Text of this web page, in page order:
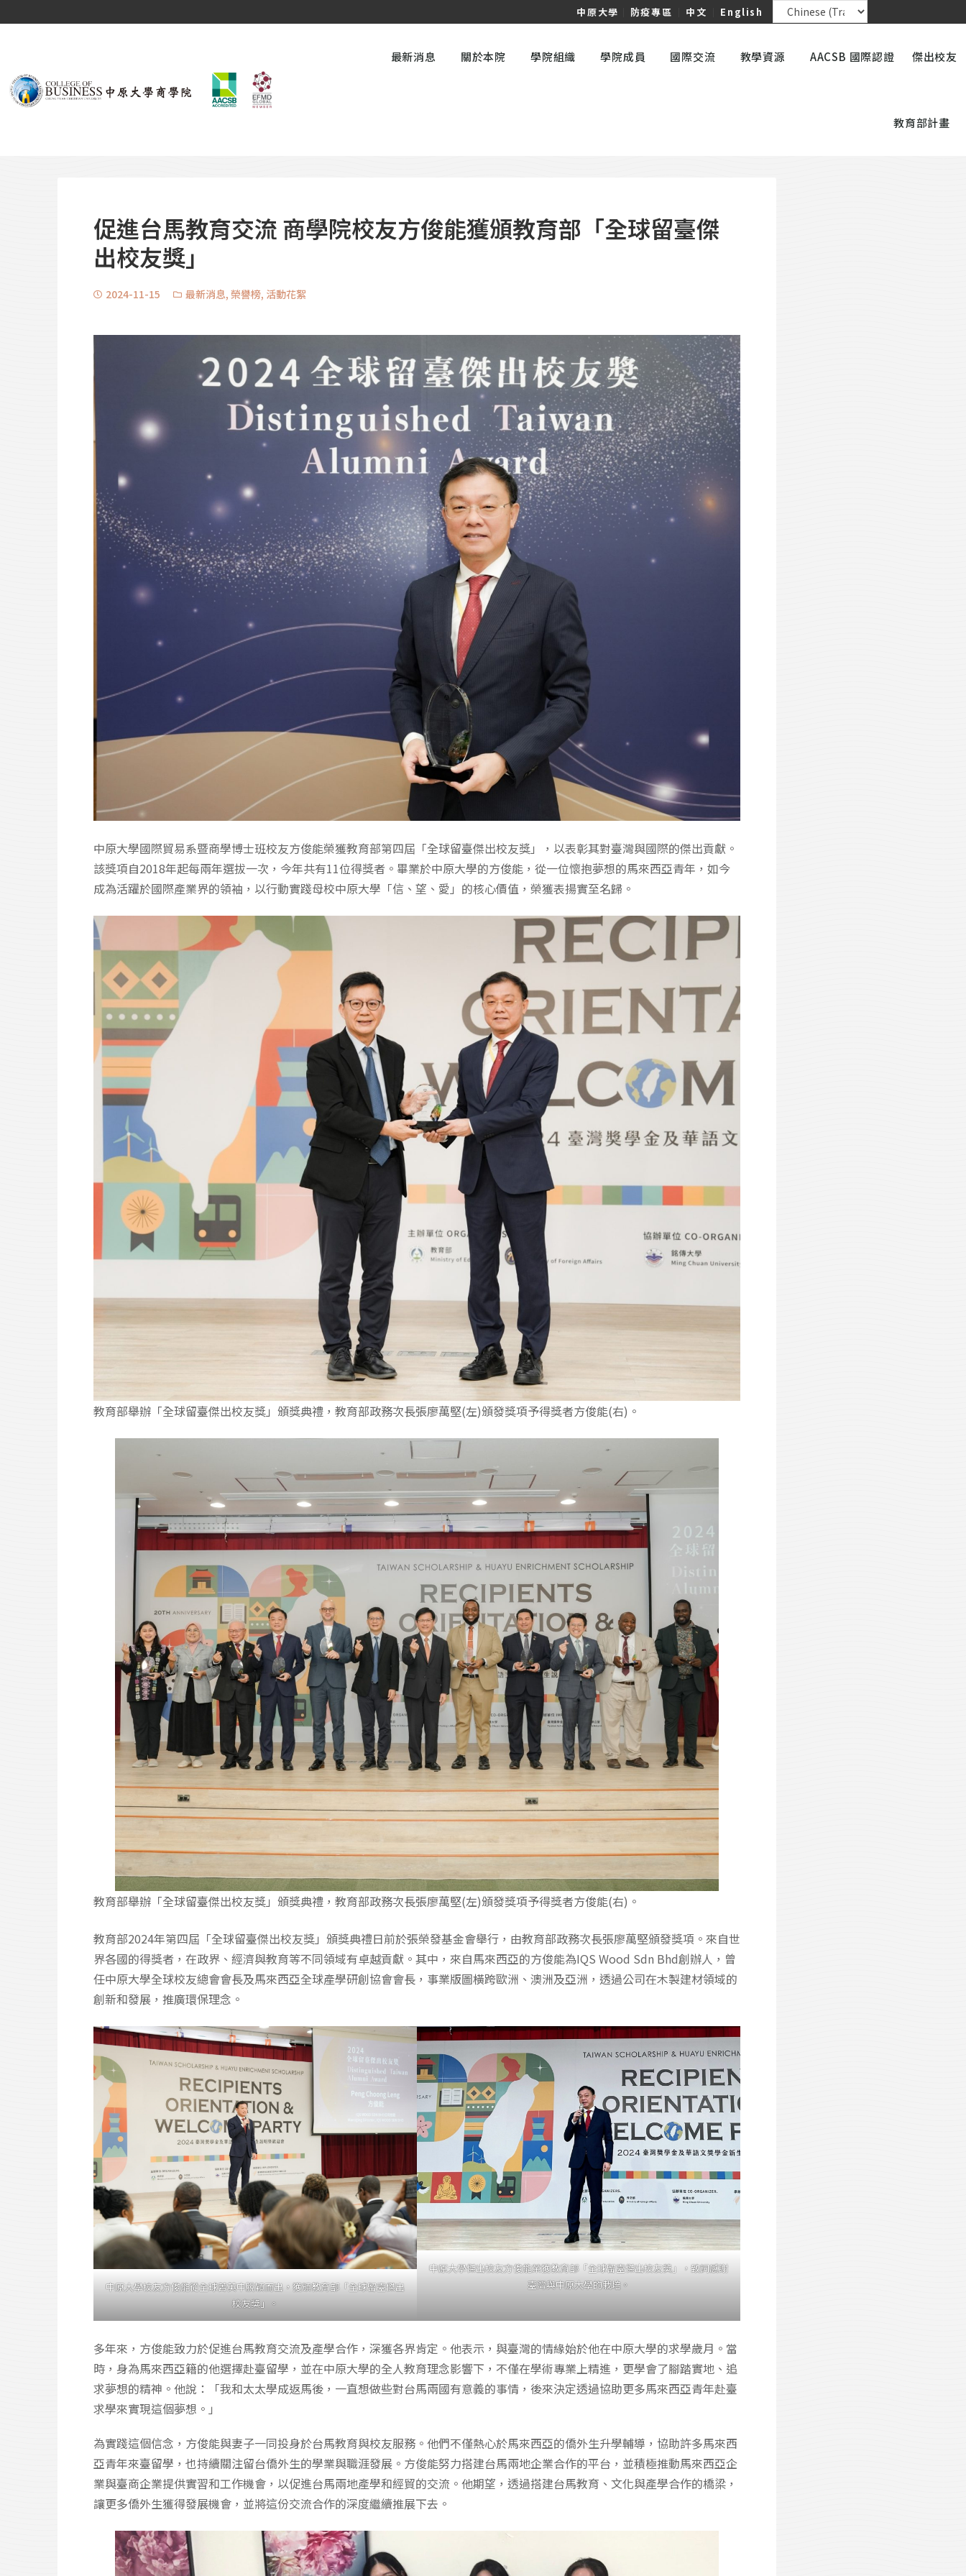
中原大學 防疫專區 中文 English
最新消息 關於本院 學院組織 學院成員 國際交流 教學資源 AACSB 國際認證 傑出校友
教育部計畫
促進台馬教育交流 商學院校友方俊能獲頒教育部「全球留臺傑
出校友獎」
2024-11-15 最新消息, 榮譽榜, 活動花絮
中原大學國際貿易系暨商學博士班校友方俊能榮獲教育部第四屆「全球留臺傑出校友獎」，以表彰其對臺灣與國際的傑出貢獻。
該獎項自2018年起每兩年選拔一次，今年共有11位得獎者。畢業於中原大學的方俊能，從一位懷抱夢想的馬來西亞青年，如今
成為活躍於國際產業界的領袖，以行動實踐母校中原大學「信、望、愛」的核心價值，榮獲表揚實至名歸。
教育部舉辦「全球留臺傑出校友獎」頒獎典禮，教育部政務次長張廖萬堅(左)頒發獎項予得獎者方俊能(右)。
教育部舉辦「全球留臺傑出校友獎」頒獎典禮，教育部政務次長張廖萬堅(左)頒發獎項予得獎者方俊能(右)。
教育部2024年第四屆「全球留臺傑出校友獎」頒獎典禮日前於張榮發基金會舉行，由教育部政務次長張廖萬堅頒發獎項。來自世
界各國的得獎者，在政界、經濟與教育等不同領域有卓越貢獻。其中，來自馬來西亞的方俊能為IQS Wood Sdn Bhd創辦人，曾
任中原大學全球校友總會會長及馬來西亞全球產學研創協會會長，事業版圖橫跨歐洲、澳洲及亞洲，透過公司在木製建材領域的
創新和發展，推廣環保理念。
中原大學校友方俊能從全球菁英中脫穎而出，獲頒教育部「全球留臺傑出
校友獎」。
中原大學傑出校友方俊能榮獲教育部「全球留臺傑出校友獎」，致詞感謝
臺灣與中原大學的栽培。
多年來，方俊能致力於促進台馬教育交流及產學合作，深獲各界肯定。他表示，與臺灣的情緣始於他在中原大學的求學歲月。當
時，身為馬來西亞籍的他選擇赴臺留學，並在中原大學的全人教育理念影響下，不僅在學術專業上精進，更學會了腳踏實地、追
求夢想的精神。他說：「我和太太學成返馬後，一直想做些對台馬兩國有意義的事情，後來決定透過協助更多馬來西亞青年赴臺
求學來實現這個夢想。」
為實踐這個信念，方俊能與妻子一同投身於台馬教育與校友服務。他們不僅熱心於馬來西亞的僑外生升學輔導，協助許多馬來西
亞青年來臺留學，也持續關注留台僑外生的學業與職涯發展。方俊能努力搭建台馬兩地企業合作的平台，並積極推動馬來西亞企
業與臺商企業提供實習和工作機會，以促進台馬兩地產學和經貿的交流。他期望，透過搭建台馬教育、文化與產學合作的橋梁，
讓更多僑外生獲得發展機會，並將這份交流合作的深度繼續推展下去。